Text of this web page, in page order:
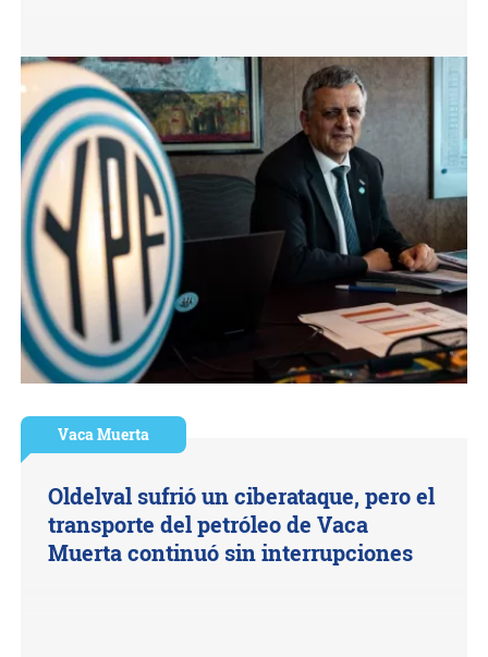
Vaca Muerta
Oldelval sufrió un ciberataque, pero el
transporte del petróleo de Vaca
Muerta continuó sin interrupciones